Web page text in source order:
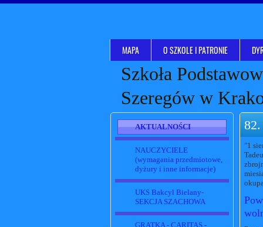
Szkoła
Szeregów w
MAPA O SZKOLE I PATRONIE
AKTUALNOŚCI
NAUCZYCIELE
(wymagania przedmiotowe,
dyżury i inne informacje)
UKS Bakcyl Bielany-
SEKCJA SZACHOWA
GRATKA - CARITAS -
"1